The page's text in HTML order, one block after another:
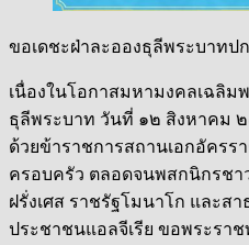
ขอเดชะฝ่าละอองธุลีพระบาทป
เนื่องในโอกาสมหามงคลเฉลิม
ธุลีพระบาท วันที่ ๑๒ สิงหาคม
ด้วยข้าราชการสถานเอกอัครร
ครอบครัว ตลอดจนพสกนิกรช
ฝรั่งเศส ราชรัฐโมนาโก และส
ประชาชนแอลจีเรีย ขอพระรา